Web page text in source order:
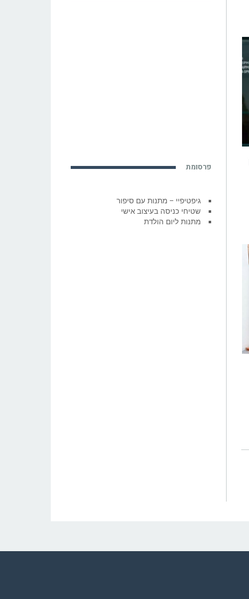
פרסומת
גיפטיפיי – מתנות עם סיפור
שטיחי כניסה בעיצוב אישי
מתנות ליום הולדת